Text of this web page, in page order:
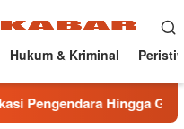
Hukum & Kriminal
Ganti Knalpot